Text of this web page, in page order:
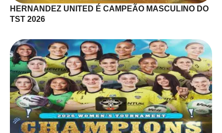
HERNANDEZ UNITED É CAMPEÃO MASCULINO DO
TST 2026